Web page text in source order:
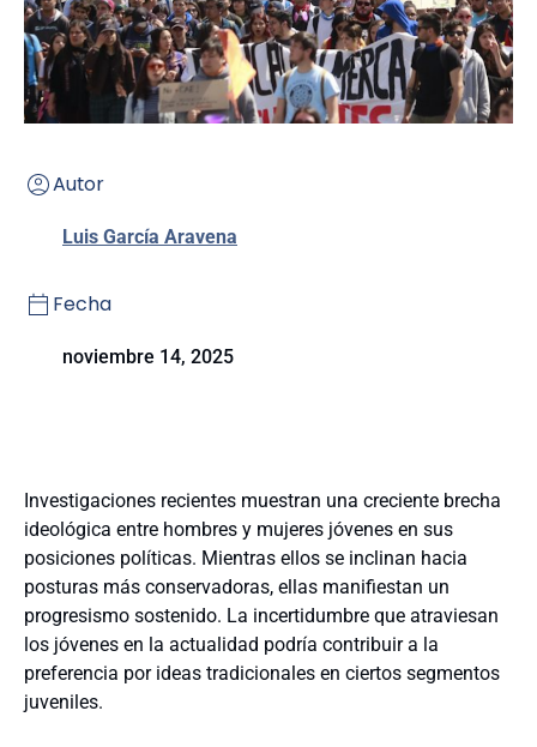
Autor
Luis García Aravena
Fecha
noviembre 14, 2025
Investigaciones recientes muestran una creciente brecha
ideológica entre hombres y mujeres jóvenes en sus
posiciones políticas. Mientras ellos se inclinan hacia
posturas más conservadoras, ellas manifiestan un
progresismo sostenido. La incertidumbre que atraviesan
los jóvenes en la actualidad podría contribuir a la
preferencia por ideas tradicionales en ciertos segmentos
juveniles.